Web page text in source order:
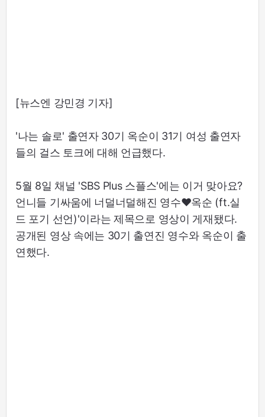
[뉴스엔 강민경 기자]
'나는 솔로' 출연자 30기 옥순이 31기 여성 출연자
들의 걸스 토크에 대해 언급했다.
5월 8일 채널 'SBS Plus 스플스'에는 이거 맞아요?
언니들 기싸움에 너덜너덜해진 영수♥옥순 (ft.실
드 포기 선언)'이라는 제목으로 영상이 게재됐다.
공개된 영상 속에는 30기 출연진 영수와 옥순이 출
연했다.